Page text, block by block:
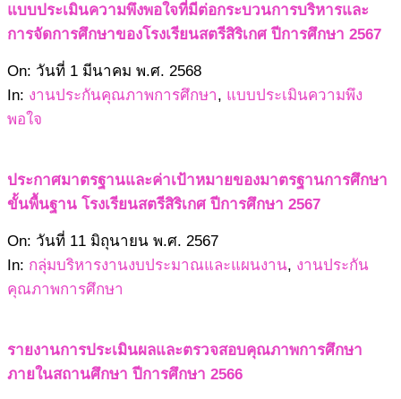
แบบประเมินความพึงพอใจที่มีต่อกระบวนการบริหารและ
การจัดการศึกษาของโรงเรียนสตรีสิริเกศ ปีการศึกษา 2567
2568-
03-
01
On: วันที่ 1 มีนาคม พ.ศ. 2568
In: งานประกันคุณภาพการศึกษา, แบบประเมินความพึง
พอใจ
ประกาศมาตรฐานและค่าเป้าหมายของมาตรฐานการศึกษา
ขั้นพื้นฐาน โรงเรียนสตรีสิริเกศ ปีการศึกษา 2567
2567-
06-
11
On: วันที่ 11 มิถุนายน พ.ศ. 2567
In: กลุ่มบริหารงานงบประมาณและแผนงาน, งานประกัน
คุณภาพการศึกษา
รายงานการประเมินผลและตรวจสอบคุณภาพการศึกษา
ภายในสถานศึกษา ปีการศึกษา 2566